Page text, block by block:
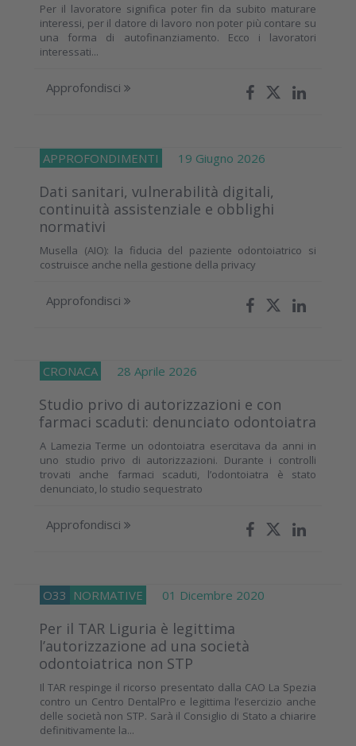
Per il lavoratore significa poter fin da subito maturare
interessi, per il datore di lavoro non poter più contare su
una forma di autofinanziamento. Ecco i lavoratori
interessati...
Approfondisci
APPROFONDIMENTI 19 Giugno 2026
Dati sanitari, vulnerabilità digitali,
continuità assistenziale e obblighi
normativi
Musella (AIO): la fiducia del paziente odontoiatrico si
costruisce anche nella gestione della privacy
Approfondisci
CRONACA 28 Aprile 2026
Studio privo di autorizzazioni e con
farmaci scaduti: denunciato odontoiatra
A Lamezia Terme un odontoiatra esercitava da anni in
uno studio privo di autorizzazioni. Durante i controlli
trovati anche farmaci scaduti, l’odontoiatra è stato
denunciato, lo studio sequestrato
Approfondisci
O33 NORMATIVE 01 Dicembre 2020
Per il TAR Liguria è legittima
l’autorizzazione ad una società
odontoiatrica non STP
Il TAR respinge il ricorso presentato dalla CAO La Spezia
contro un Centro DentalPro e legittima l’esercizio anche
delle società non STP. Sarà il Consiglio di Stato a chiarire
definitivamente la...